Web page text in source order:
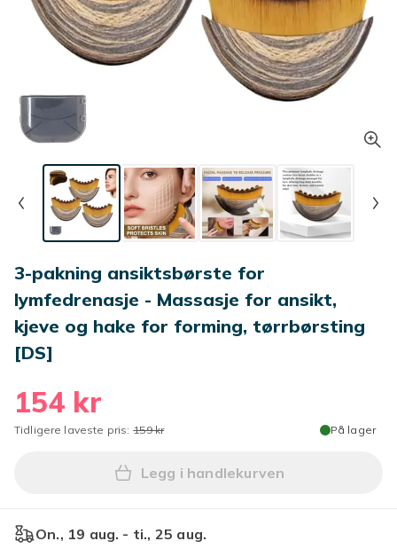
3-pakning ansiktsbørste for
lymfedrenasje - Massasje for ansikt,
kjeve og hake for forming, tørrbørsting
[DS]
154 kr
Tidligere laveste pris: 159 kr På lager
Legg 3-pakning
Legg i handlekurven
On., 19 aug. - ti., 25 aug.